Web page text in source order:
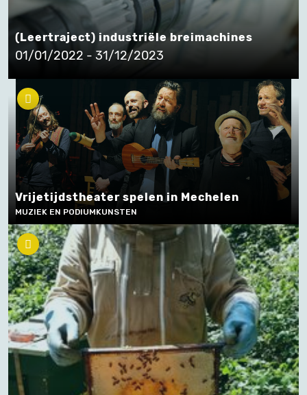
(Leertraject) industriële breimachines
01/01/2022 - 31/12/2023
Vrijetijdstheater spelen in Mechelen
MUZIEK EN PODIUMKUNSTEN